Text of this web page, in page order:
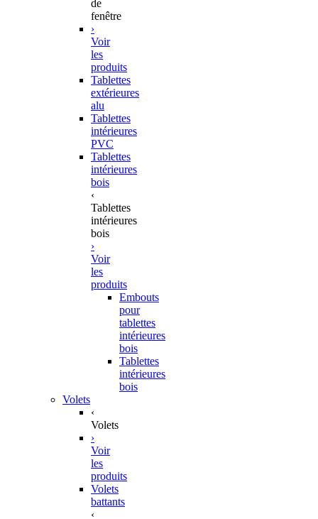
de
fenêtre
›
Voir
les
produits
Tablettes
extérieures
alu
Tablettes
intérieures
PVC
Tablettes
intérieures
bois
‹
Tablettes
intérieures
bois
›
Voir
les
produits
Embouts
pour
tablettes
intérieures
bois
Tablettes
intérieures
bois
Volets
‹
Volets
›
Voir
les
produits
Volets
battants
‹